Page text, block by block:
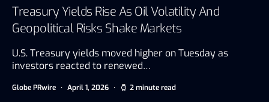
Treasury Yields Rise As Oil Volatility And
Geopolitical Risks Shake Markets
U.S. Treasury yields moved higher on Tuesday as
investors reacted to renewed…
Globe PRwire April 1, 2026 2 minute read